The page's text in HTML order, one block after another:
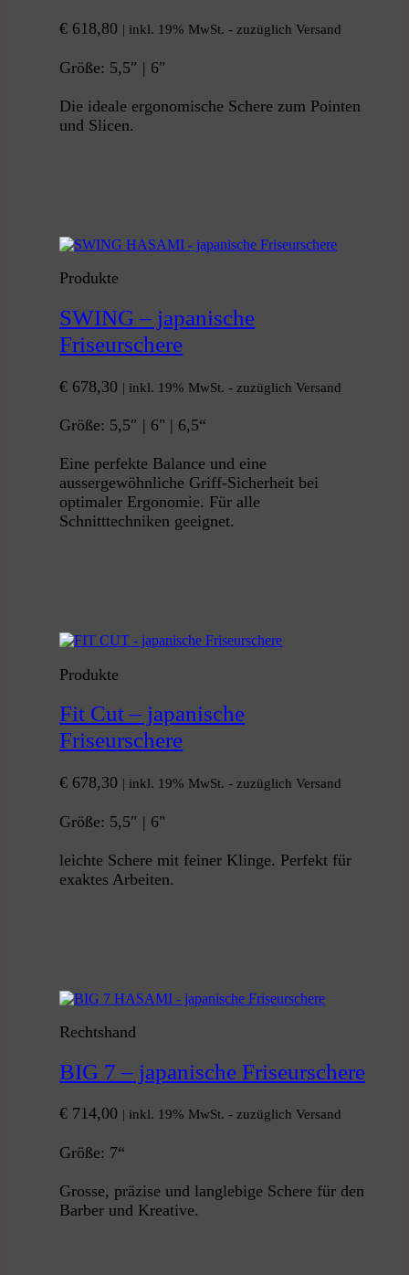
€ 618,80 | inkl. 19% MwSt. - zuzüglich Versand
Größe: 5,5″ | 6"
Die ideale ergonomische Schere zum Pointen
und Slicen.
Produkte
SWING – japanische
Friseurschere
€ 678,30 | inkl. 19% MwSt. - zuzüglich Versand
Größe: 5,5″ | 6" | 6,5“
Eine perfekte Balance und eine
aussergewöhnliche Griff-Sicherheit bei
optimaler Ergonomie. Für alle
Schnitttechniken geeignet.
Produkte
Fit Cut – japanische
Friseurschere
€ 678,30 | inkl. 19% MwSt. - zuzüglich Versand
Größe: 5,5″ | 6"
leichte Schere mit feiner Klinge. Perfekt für
exaktes Arbeiten.
Rechtshand
BIG 7 – japanische Friseurschere
€ 714,00 | inkl. 19% MwSt. - zuzüglich Versand
Größe: 7“
Grosse, präzise und langlebige Schere für den
Barber und Kreative.